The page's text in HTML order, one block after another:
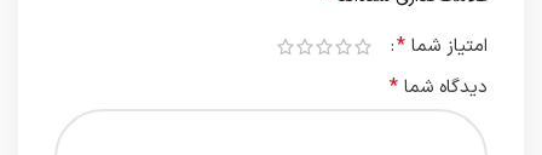
امتیاز شما *
دیدگاه شما *